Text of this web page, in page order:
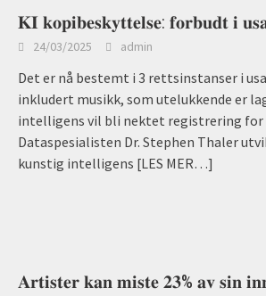
𝐊𝐈 𝐤𝐨𝐩𝐢𝐛𝐞𝐬𝐤𝐲𝐭𝐭𝐞𝐥𝐬𝐞: 𝐟𝐨𝐫𝐛𝐮𝐝𝐭 𝐢
24/03/2025 admin
Det er nå bestemt i 3 rettsinstanser i
inkludert musikk, som utelukkende er
intelligens vil bli nektet registrering for
Dataspesialisten Dr. Stephen Thaler
kunstig intelligens [LES MER…]
𝐀𝐫𝐭𝐢𝐬𝐭𝐞𝐫 𝐤𝐚𝐧 𝐦𝐢𝐬𝐭𝐞 𝟐𝟑% 𝐚𝐯 𝐬𝐢𝐧